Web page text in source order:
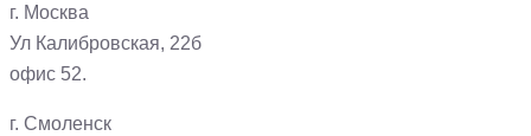
г. Москва
Ул Калибровская, 22б
офис 52.
г. Смоленск